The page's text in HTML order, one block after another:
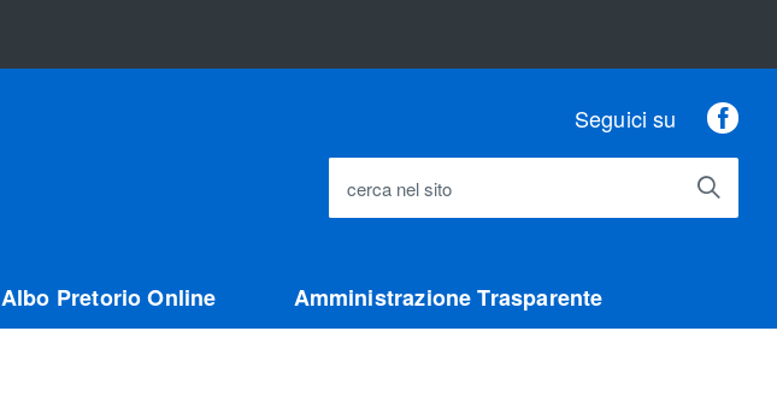
Seguici su
cerca nel sito
Albo Pretorio Online Amministrazione Trasparente